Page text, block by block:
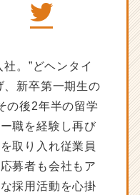
。”どヘンタイ
、新卒第一期生の
の後2年半の留学
職を経験し再び
取り入れ従業員
募者も会社もア
採用活動を心掛